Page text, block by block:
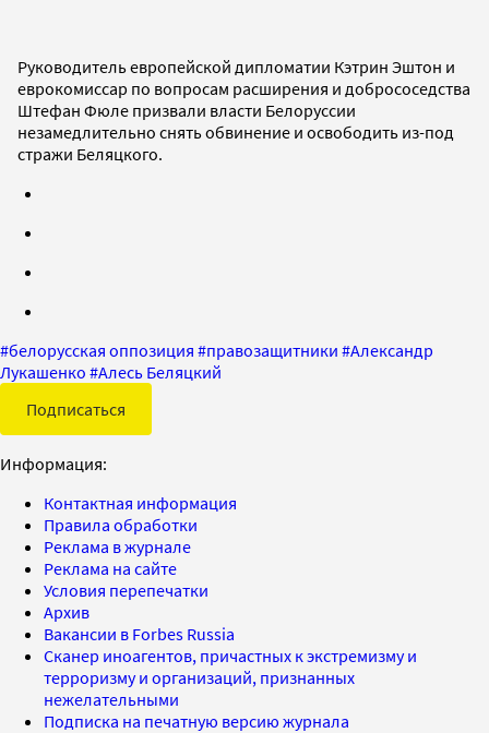
Руководитель европейской дипломатии Кэтрин Эштон и
еврокомиссар по вопросам расширения и добрососедства
Штефан Фюле призвали власти Белоруссии
незамедлительно снять обвинение и освободить из-под
стражи Беляцкого.
#белорусская оппозиция #правозащитники #Александр
Лукашенко #Алесь Беляцкий
Подписаться
Информация:
Контактная информация
Правила обработки
Реклама в журнале
Реклама на сайте
Условия перепечатки
Архив
Вакансии в Forbes Russia
Сканер иноагентов, причастных к экстремизму и
терроризму и организаций, признанных
нежелательными
Подписка на печатную версию журнала